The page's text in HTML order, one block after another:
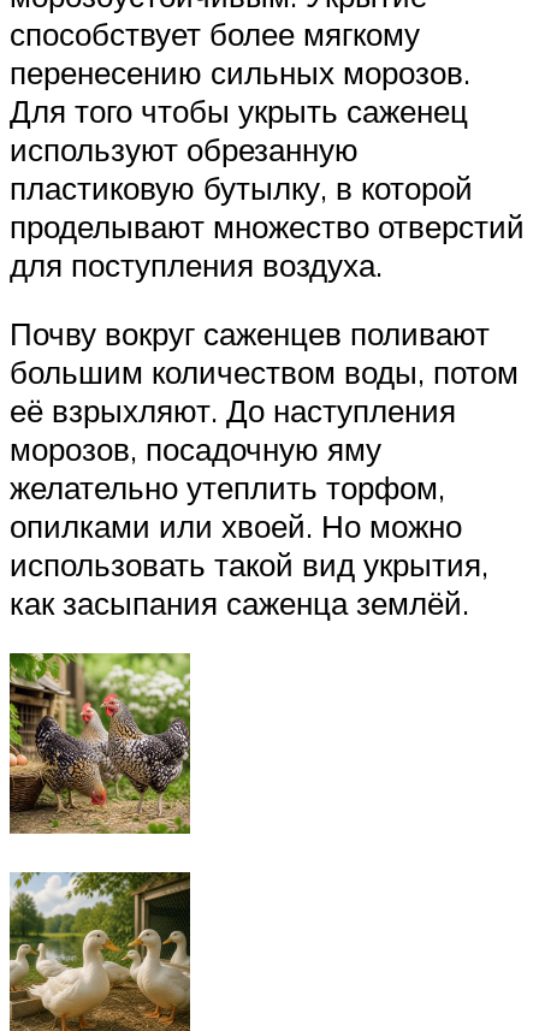
способствует более мягкому
перенесению сильных морозов.
Для того чтобы укрыть саженец
используют обрезанную
пластиковую бутылку, в которой
проделывают множество отверстий
для поступления воздуха.
Почву вокруг саженцев поливают
большим количеством воды, потом
её взрыхляют. До наступления
морозов, посадочную яму
желательно утеплить торфом,
опилками или хвоей. Но можно
использовать такой вид укрытия,
как засыпания саженца землёй.